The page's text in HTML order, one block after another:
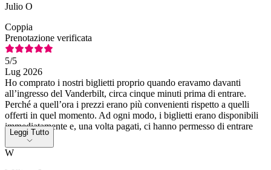
Julio O
Coppia
Prenotazione verificata
5/5
Lug 2026
Ho comprato i nostri biglietti proprio quando eravamo davanti
all’ingresso del Vanderbilt, circa cinque minuti prima di entrare.
Perché a quell’ora i prezzi erano più convenienti rispetto a quelli
offerti in quel momento. Ad ogni modo, i biglietti erano disponibili
immediatamente e, una volta pagati, ci hanno permesso di entrare
subito.
Leggi Tutto
W